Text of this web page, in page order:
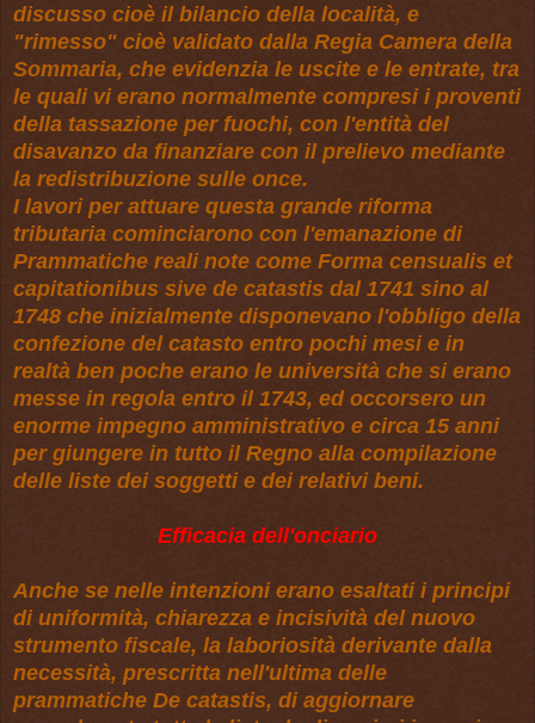
discusso cioè il bilancio della località, e
"rimesso" cioè validato dalla Regia Camera della
Sommaria, che evidenzia le uscite e le entrate, tra
le quali vi erano normalmente compresi i proventi
della tassazione per fuochi, con l'entità del
disavanzo da finanziare con il prelievo mediante
la redistribuzione sulle once.
I lavori per attuare questa grande riforma
tributaria cominciarono con l'emanazione di
Prammatiche reali note come Forma censualis et
capitationibus sive de catastis dal 1741 sino al
1748 che inizialmente disponevano l'obbligo della
confezione del catasto entro pochi mesi e in
realtà ben poche erano le università che si erano
messe in regola entro il 1743, ed occorsero un
enorme impegno amministrativo e circa 15 anni
per giungere in tutto il Regno alla compilazione
delle liste dei soggetti e dei relativi beni.
Efficacia dell'onciario
Anche se nelle intenzioni erano esaltati i principi
di uniformità, chiarezza e incisività del nuovo
strumento fiscale, la laboriosità derivante dalla
necessità, prescritta nell'ultima delle
prammatiche De catastis, di aggiornare